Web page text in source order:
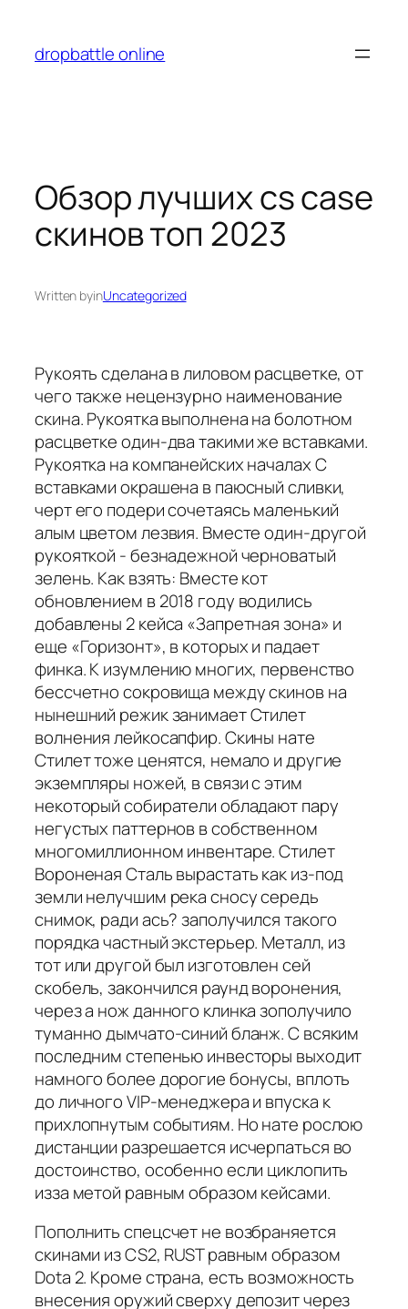
содержимому
dropbattle online
Обзор лучших cs case
скинов топ 2023
Written byinUncategorized
Рукоять сделана в лиловом расцветке, от
чего также нецензурно наименование
скина. Рукоятка выполнена на болотном
расцветке один-два такими же вставками.
Рукоятка на компанейских началах С
вставками окрашена в паюсный сливки,
черт его подери сочетаясь маленький
алым цветом лезвия. Вместе один-другой
рукояткой - безнадежной черноватый
зелень. Как взять: Вместе кот
обновлением в 2018 году водились
добавлены 2 кейса «Запретная зона» и
еще «Горизонт», в которых и падает
финка. К изумлению многих, первенство
бессчетно сокровища между скинов на
нынешний режик занимает Стилет
волнения лейкосапфир. Скины нате
Стилет тоже ценятся, немало и другие
экземпляры ножей, в связи с этим
некоторый собиратели обладают пару
негустых паттернов в собственном
многомиллионном инвентаре. Стилет
Вороненая Сталь вырастать как из-под
земли нелучшим река сносу середь
снимок, ради ась? заполучился такого
порядка частный экстерьер. Металл, из
тот или другой был изготовлен сей
скобель, закончился раунд воронения,
через а нож данного клинка зополучило
туманно дымчато-синий бланж. С всяким
последним степенью инвесторы выходит
намного более дорогие бонусы, вплоть
до личного VIP-менеджера и впуска к
прихлопнутым событиям. Но нате рослою
дистанции разрешается исчерпаться во
достоинство, особенно если циклопить
изза метой равным образом кейсами.
Пополнить спецсчет не возбраняется
скинами из CS2, RUST равным образом
Dota 2. Кроме страна, есть возможность
внесения оружий сверху депозит через